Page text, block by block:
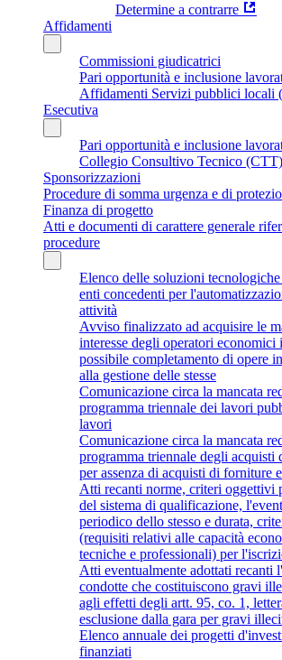
Determine a contrarre
Affidamenti
Commissioni giudicatrici
Pari opportunità e inclusione
Affidamenti Servizi pubblici locali
Esecutiva
Pari opportunità e inclusione
Collegio Consultivo Tecnico (CTT)
Sponsorizzazioni
Procedure di somma urgenza e di
Finanza di progetto
Atti e documenti di carattere generale
procedure
Elenco delle soluzioni
enti concedenti per
attività
Avviso finalizzato ad acquisire le
interesse degli operatori
possibile completamento di opere
alla gestione delle stesse
Comunicazione circa la mancata
programma triennale dei lavori
lavori
Comunicazione circa la mancata
programma triennale degli acquisti
per assenza di acquisti di forniture
Atti recanti norme, criteri oggettivi
del sistema di qualificazione,
periodico dello stesso e durata,
(requisiti relativi alle capacità
tecniche e professionali) per
Atti eventualmente adottati recanti
condotte che costituiscono gravi
agli effetti degli artt. 95, co. 1,
esclusione dalla gara per gravi
Elenco annuale dei progetti
finanziati